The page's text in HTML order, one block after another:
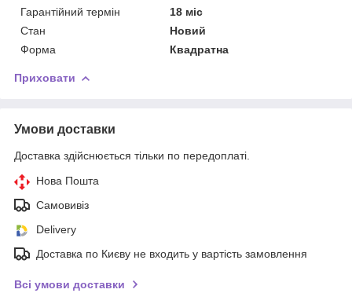
Гарантійний термін
18 міс
Стан
Новий
Форма
Квадратна
Приховати
Умови доставки
Доставка здійснюється тільки по передоплаті.
Нова Пошта
Самовивіз
Delivery
Доставка по Києву не входить у вартість замовлення
Всі умови доставки